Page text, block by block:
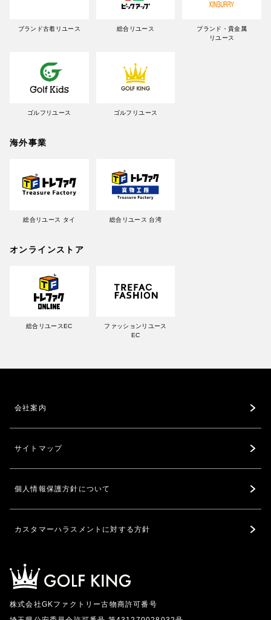
ブランド古着リユース 総合リユース
ブランド・貴金属
リユース
ゴルフリユース ゴルフリユース
海外事業
総合リユース タイ 総合リユース 台湾
オンラインストア
総合リユースEC
ファッションリユース
EC
会社案内
サイトマップ
個人情報保護方針について
カスタマーハラスメントに対する方針
株式会社GKファクトリー古物商許可番号